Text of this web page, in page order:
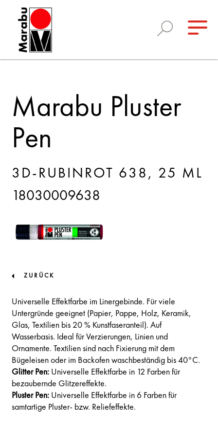
Marabu Pluster
Pen
3D-RUBINROT 638, 25 ML
18030009638
ZURÜCK
Universelle Effektfarbe im Linergebinde. Für viele
Untergründe geeignet (Papier, Pappe, Holz, Keramik,
Glas, Textilien bis 20 % Kunstfaseranteil). Auf
Wasserbasis. Ideal für Verzierungen, Linien und
Ornamente. Textilien sind nach Fixierung mit dem
Bügeleisen oder im Backofen waschbeständig bis 40°C.
Glitter Pen: Universelle Effektfarbe in 12 Farben für
bezaubernde Glitzereffekte.
Pluster Pen: Universelle Effektfarbe in 6 Farben für
samtartige Pluster- bzw. Reliefeffekte.